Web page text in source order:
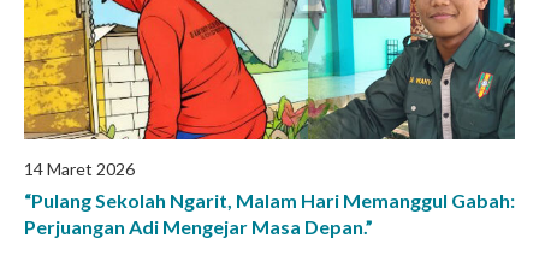
14 Maret 2026
“Pulang Sekolah Ngarit, Malam Hari Memanggul Gabah:
Perjuangan Adi Mengejar Masa Depan.”